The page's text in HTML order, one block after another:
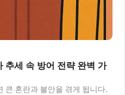
추세 속 방어 전략 완벽 가
큰 혼란과 불안을 겪게 됩니다.